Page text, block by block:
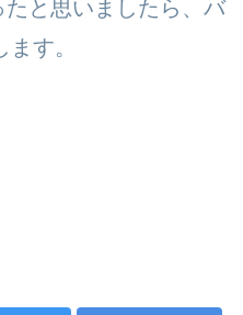
たと思いましたら、バ
す。